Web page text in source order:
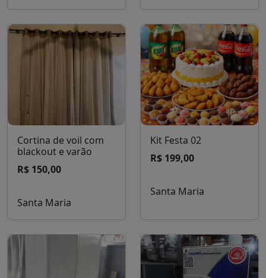
Cortina de voil com
blackout e varão
R$ 150,00
Santa Maria
Kit Festa 02
R$ 199,00
Santa Maria